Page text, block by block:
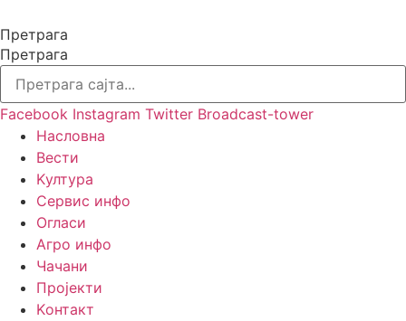
на
садржај
Претрага
Претрага
Facebook Instagram Twitter Broadcast-tower
Насловна
Вести
Kултура
Сервис инфо
Огласи
Агро инфо
Чачани
Пројекти
Kонтакт